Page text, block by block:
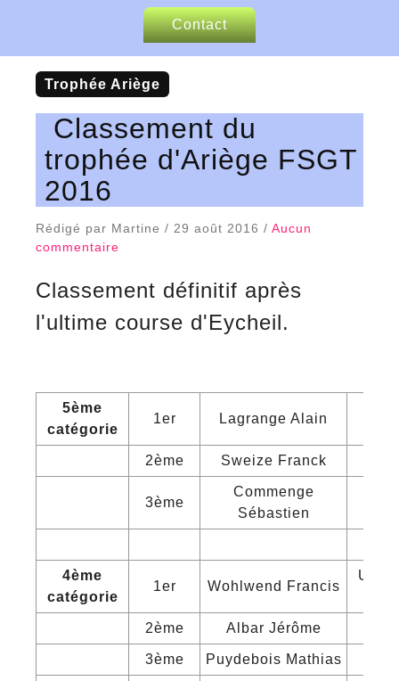
Le CSL
Nos sponsors
Articles de presse
Contact
trophée Ariège
Classement du
trophée d'Ariège FSGT
2016
Rédigé par Martine / 29 août 2016 / Aucun
commentaire
Classement définitif après
l'ultime course d'Eycheil.
5ème
catégorie
1er Lagrange Alain
2ème Sweize Franck
3ème
Commenge
Sébastien
4ème
catégorie
1er Wohlwend Francis
2ème Albar Jérôme
3ème Puydebois Mathias